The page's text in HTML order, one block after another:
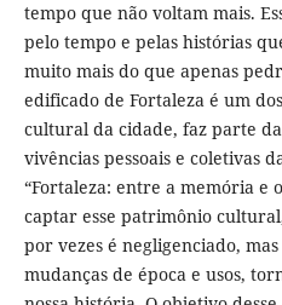
tempo que não voltam mais.
pelo tempo e pelas histórias
muito mais do que apenas
edificado de Fortaleza é um
cultural da cidade, faz parte
vivências pessoais e coletivas
“Fortaleza: entre a memória e
captar esse patrimônio
por vezes é negligenciado,
mudanças de época e usos,